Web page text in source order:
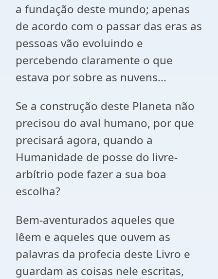
a fundação deste mundo; apenas
de acordo com o passar das eras as
pessoas vão evoluindo e
percebendo claramente o que
estava por sobre as nuvens...
Se a construção deste Planeta não
precisou do aval humano, por que
precisará agora, quando a
Humanidade de posse do livre-
arbítrio pode fazer a sua boa
escolha?
Bem-aventurados aqueles que
lêem e aqueles que ouvem as
palavras da profecia deste Livro e
guardam as coisas nele escritas,